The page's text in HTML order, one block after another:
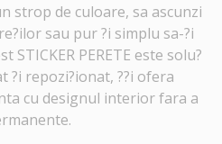
strop de culoare, sa ascunzi
sau pur ?i simplu sa-?i
STICKER PERETE este solu?
?i repozi?ionat, ??i ofera
cu designul interior fara a